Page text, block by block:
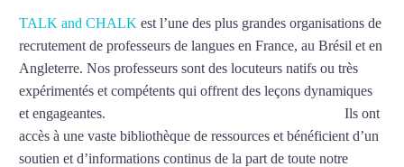
TALK and CHALK est l’une des plus grandes organisations de
recrutement de professeurs de langues en France, au Brésil et en
Angleterre. Nos professeurs sont des locuteurs natifs ou très
expérimentés et compétents qui offrent des leçons dynamiques
et engageantes.
Ils ont
accès à une vaste bibliothèque de ressources et bénéficient d’un
soutien et d’informations continus de la part de toute notre